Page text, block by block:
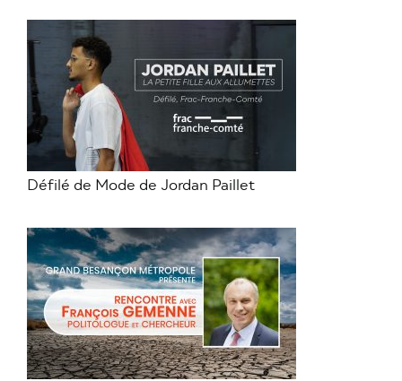
Défilé de Mode de Jordan Paillet